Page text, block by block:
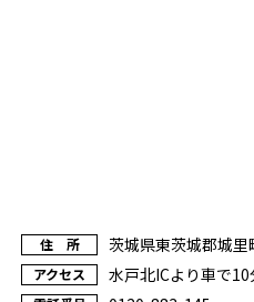
住 所 茨城県東茨城郡城里
アクセス 水戸北ICより車で10